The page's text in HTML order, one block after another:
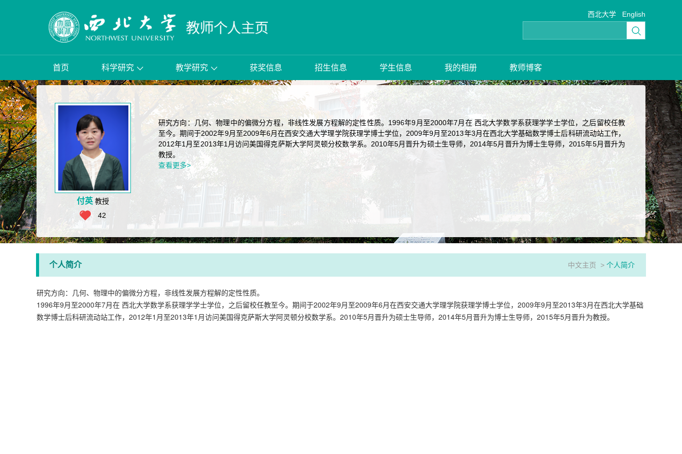
西北大学 English
首页 科学研究 教学研究 获奖信息 招生信息 学生信息 我的相册 教师博客
付英 教授
42
研究方向：几何、物理中的偏微分方程，非线性发展方程解的定性性质。1996年9月至2000年7月在 西北大学数学系获理学学士学位，之后留校任教
至今。期间于2002年9月至2009年6月在西安交通大学理学院获理学博士学位，2009年9月至2013年3月在西北大学基础数学博士后科研流动站工作，
2012年1月至2013年1月访问美国得克萨斯大学阿灵顿分校数学系。2010年5月晋升为硕士生导师，2014年5月晋升为博士生导师，2015年5月晋升为
教授。
查看更多>
个人简介 中文主页 > 个人简介
研究方向：几何、物理中的偏微分方程，非线性发展方程解的定性性质。
1996年9月至2000年7月在 西北大学数学系获理学学士学位，之后留校任教至今。期间于2002年9月至2009年6月在西安交通大学理学院获理学博士学位，2009年9月至2013年3月在西北大学基础
数学博士后科研流动站工作，2012年1月至2013年1月访问美国得克萨斯大学阿灵顿分校数学系。2010年5月晋升为硕士生导师，2014年5月晋升为博士生导师，2015年5月晋升为教授。